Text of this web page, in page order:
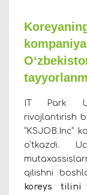
IT Park
rivojlantirish
“ KSJOB.Inc”
o‘tkazdi.
qilishni
koreys tilini